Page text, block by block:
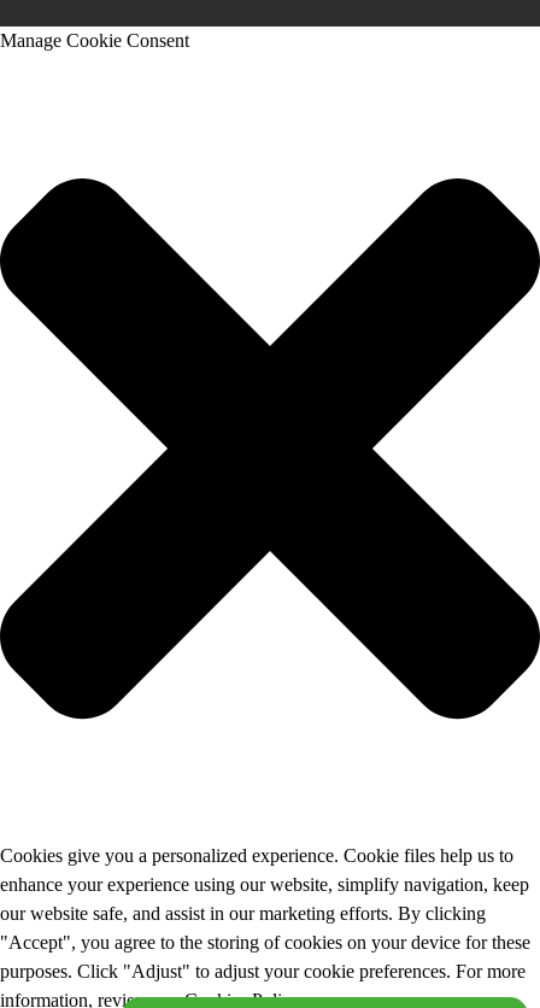
Manage Cookie Consent
Cookies give you a personalized experience. Cookie files help us to
enhance your experience using our website, simplify navigation, keep
our website safe, and assist in our marketing efforts. By clicking
"Accept", you agree to the storing of cookies on your device for these
purposes. Click "Adjust" to adjust your cookie preferences. For more
information, review our Cookies Policy.